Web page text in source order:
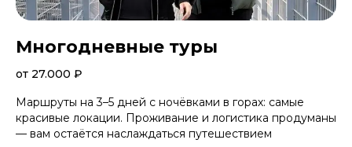
Многодневные туры
от 27.000 ₽
Маршруты на 3–5 дней с ночёвками в горах: самые
красивые локации. Проживание и логистика продуманы
— вам остаётся наслаждаться путешествием